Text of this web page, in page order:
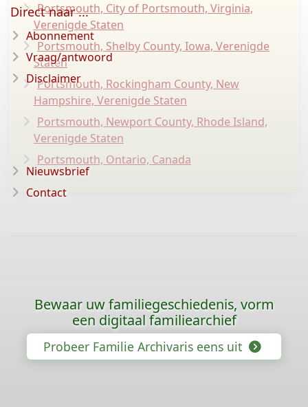
Portsmouth, City of Portsmouth, Virginia,
Verenigde Staten
Portsmouth, Shelby County, Iowa, Verenigde
Staten
Portsmouth, Rockingham County, New
Hampshire, Verenigde Staten
Portsmouth, Newport County, Rhode Island,
Verenigde Staten
Portsmouth, Ontario, Canada
Direct naar ...
Abonnement
Vraag/antwoord
Disclaimer
Nieuwsbrief
Contact
Bewaar uw familiegeschiedenis, vorm
een digitaal familiearchief
Probeer Familie Archivaris eens uit